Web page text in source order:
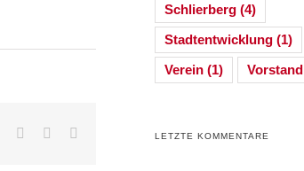
WhatsappGoogle+Pinterest
Schlierberg (4)
Stadtentwicklung (1)
Verein (1) Vorstand
LETZTE KOMMENTARE